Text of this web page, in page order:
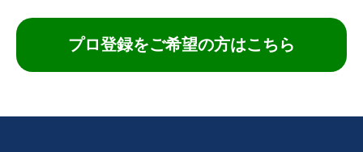
プロ登録をご希望の方はこちら